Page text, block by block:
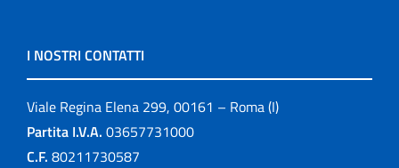
I NOSTRI CONTATTI
Viale Regina Elena 299, 00161 – Roma (I)
Partita I.V.A. 03657731000
C.F. 80211730587